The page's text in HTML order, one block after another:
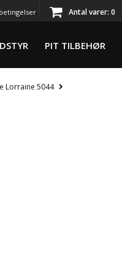
Antal varer: 0
PIT TILBEHØR
Lorraine 5044